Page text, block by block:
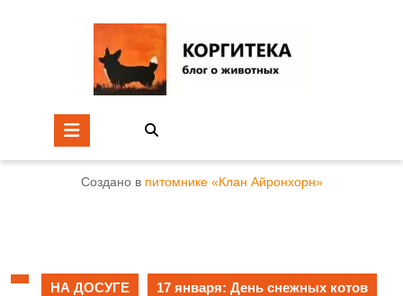
Создано в питомнике «Клан Айронхорн»
НА ДОСУГЕ 17 января: День снежных котов